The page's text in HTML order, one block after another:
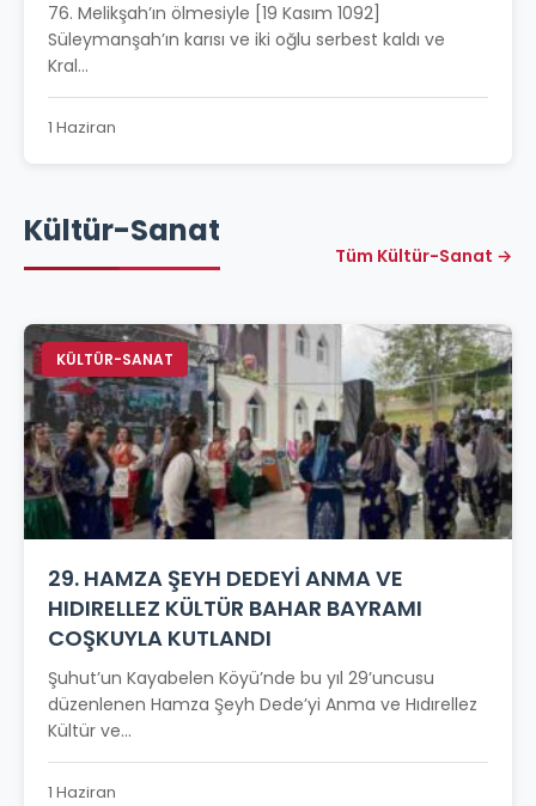
76. Melikşah’ın ölmesiyle [19 Kasım 1092]
Süleymanşah’ın karısı ve iki oğlu serbest kaldı ve
Kral...
1 Haziran
Kültür-Sanat
Tüm Kültür-Sanat →
KÜLTÜR-SANAT
29. HAMZA ŞEYH DEDEYİ ANMA VE
HIDIRELLEZ KÜLTÜR BAHAR BAYRAMI
COŞKUYLA KUTLANDI
Şuhut’un Kayabelen Köyü’nde bu yıl 29’uncusu
düzenlenen Hamza Şeyh Dede’yi Anma ve Hıdırellez
Kültür ve...
1 Haziran